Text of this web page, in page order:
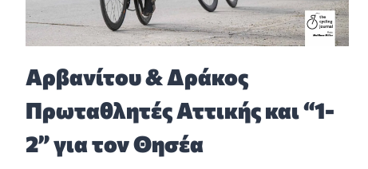
Αρβανίτου & Δράκος
Πρωταθλητές Αττικής και “1-
2” για τον Θησέα